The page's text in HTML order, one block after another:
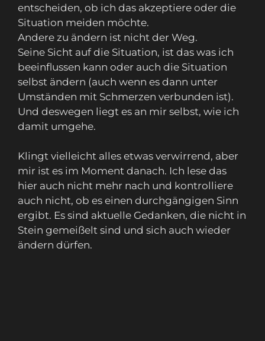
entscheiden, ob ich das akzeptiere oder die
Situation meiden möchte.
Andere zu ändern ist nicht der Weg.
Seine Sicht auf die Situation, ist das was ich
beeinflussen kann oder auch die Situation
selbst ändern (auch wenn es dann unter
Umständen mit Schmerzen verbunden ist).
Und deswegen liegt es an mir selbst, wie ich
damit umgehe.
Klingt vielleicht alles etwas verwirrend, aber
mir ist es im Moment danach. Ich lese das
hier auch nicht mehr nach und kontrolliere
auch nicht, ob es einen durchgängigen Sinn
ergibt. Es sind aktuelle Gedanken, die nicht in
Stein gemeißelt sind und sich auch wieder
ändern dürfen.